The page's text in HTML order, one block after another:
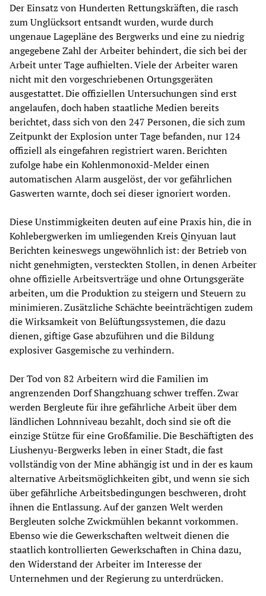
Der Einsatz von Hunderten Rettungskräften, die rasch
zum Unglücksort entsandt wurden, wurde durch
ungenaue Lagepläne des Bergwerks und eine zu niedrig
angegebene Zahl der Arbeiter behindert, die sich bei der
Arbeit unter Tage aufhielten. Viele der Arbeiter waren
nicht mit den vorgeschriebenen Ortungsgeräten
ausgestattet. Die offiziellen Untersuchungen sind erst
angelaufen, doch haben staatliche Medien bereits
berichtet, dass sich von den 247 Personen, die sich zum
Zeitpunkt der Explosion unter Tage befanden, nur 124
offiziell als eingefahren registriert waren. Berichten
zufolge habe ein Kohlenmonoxid-Melder einen
automatischen Alarm ausgelöst, der vor gefährlichen
Gaswerten warnte, doch sei dieser ignoriert worden.
Diese Unstimmigkeiten deuten auf eine Praxis hin, die in
Kohlebergwerken im umliegenden Kreis Qinyuan laut
Berichten keineswegs ungewöhnlich ist: der Betrieb von
nicht genehmigten, versteckten Stollen, in denen Arbeiter
ohne offizielle Arbeitsverträge und ohne Ortungsgeräte
arbeiten, um die Produktion zu steigern und Steuern zu
minimieren. Zusätzliche Schächte beeinträchtigen zudem
die Wirksamkeit von Belüftungssystemen, die dazu
dienen, giftige Gase abzuführen und die Bildung
explosiver Gasgemische zu verhindern.
Der Tod von 82 Arbeitern wird die Familien im
angrenzenden Dorf Shangzhuang schwer treffen. Zwar
werden Bergleute für ihre gefährliche Arbeit über dem
ländlichen Lohnniveau bezahlt, doch sind sie oft die
einzige Stütze für eine Großfamilie. Die Beschäftigten des
Liushenyu-Bergwerks leben in einer Stadt, die fast
vollständig von der Mine abhängig ist und in der es kaum
alternative Arbeitsmöglichkeiten gibt, und wenn sie sich
über gefährliche Arbeitsbedingungen beschweren, droht
ihnen die Entlassung. Auf der ganzen Welt werden
Bergleuten solche Zwickmühlen bekannt vorkommen.
Ebenso wie die Gewerkschaften weltweit dienen die
staatlich kontrollierten Gewerkschaften in China dazu,
den Widerstand der Arbeiter im Interesse der
Unternehmen und der Regierung zu unterdrücken.